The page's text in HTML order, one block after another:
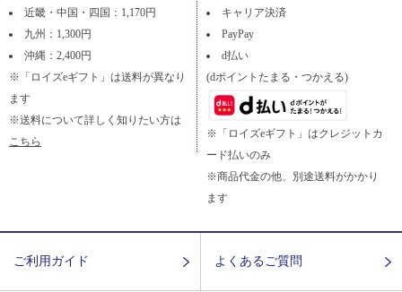
近畿・中国・四国：1,170円
九州：1,300円
沖縄：2,400円
※「ロイズeギフト」は送料が異なり
ます
※送料について詳しく知りたい方は
こちら
キャリア決済
PayPay
d払い
(dポイントたまる・つかえる)
※「ロイズeギフト」はクレジットカ
ード払いのみ
※商品代金の他、別途送料がかかり
ます
ご利用ガイド よくあるご質問